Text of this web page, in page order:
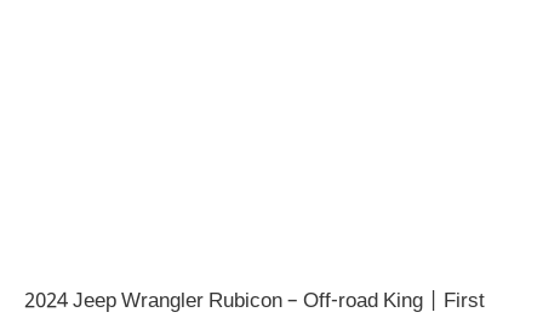
2024 Jeep Wrangler Rubicon – Off-road King | First